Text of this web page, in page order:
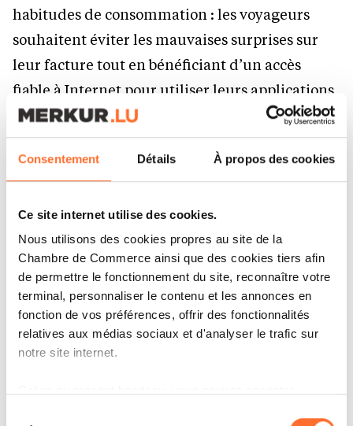
Consentement Détails À propos des cookies
Ce site internet utilise des cookies.
Nous utilisons des cookies propres au site de la
Chambre de Commerce ainsi que des cookies tiers afin
de permettre le fonctionnement du site, reconnaître votre
terminal, personnaliser le contenu et les annonces en
fonction de vos préférences, offrir des fonctionnalités
relatives aux médias sociaux et d'analyser le trafic sur
notre site internet.
habitudes de consommation : les voyageurs
souhaitent éviter les mauvaises surprises sur
leur facture tout en bénéficiant d’un accès
fiable à Internet pour utiliser leurs applications,
où qu’ils soient », ajoute Mustapha Rahem.
La démarche, accessible partout depuis
l’application, permet de rester connecté dans
« Il n’y a pas de surprise : depuis l’onglet Travel
eSIM, vous accédez à une offre de forfaits
prépayés, data uniquement. Il est possible de
souscrire à 5, 10 ou 20 GB de données en Chine
ou dans de nombreux autres pays, pour couvrir
Le paiement peut s’effectuer directement via
Apple Pay pour les détenteurs d’un iPhone, ou